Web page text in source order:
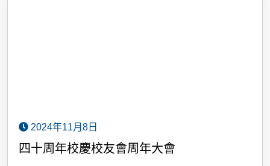
2024年11月8日
四十周年校慶校友會周年大會